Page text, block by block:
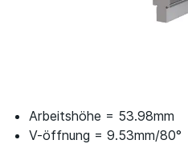
Arbeitshöhe = 53.98mm
V-öffnung = 9.53mm/80°